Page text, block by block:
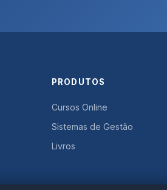
PRODUTOS
Cursos Online
Sistemas de Gestão
Livros